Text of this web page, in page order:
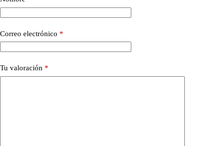
Correo electrónico *
Tu valoración *